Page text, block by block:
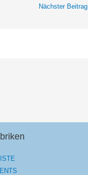
Nächster Beitrag